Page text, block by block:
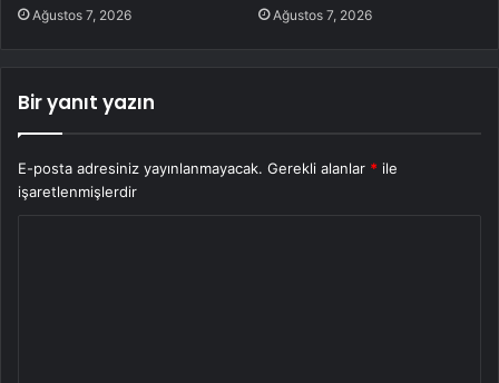
Ağustos 7, 2026 Ağustos 7, 2026
Bir yanıt yazın
E-posta adresiniz yayınlanmayacak. Gerekli alanlar * ile
işaretlenmişlerdir